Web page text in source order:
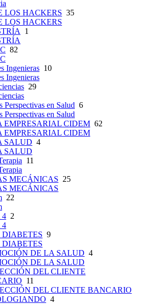
LOS HACKERS 35
LOS HACKERS
1
82
Ingenieras 10
Ingenieras
29
Perspectivas en Salud 6
Perspectivas en Salud
EMPRESARIAL CIDEM 62
EMPRESARIAL CIDEM
SALUD 4
SALUD
11
MECÁNICAS 25
MECÁNICAS
22
4 2
4
9
DE LA SALUD 4
DE LA SALUD
DEL CLIENTE
11
DEL CLIENTE BANCARIO
4